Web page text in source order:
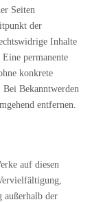
Seiten
der
Inhalte
permanente
konkrete
Bekanntwerden
entfernen.
auf diesen
außerhalb der